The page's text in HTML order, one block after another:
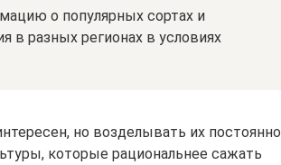
о популярных сортах и
в разных регионах в условиях
но возделывать их постоянно
которые рациональнее сажать